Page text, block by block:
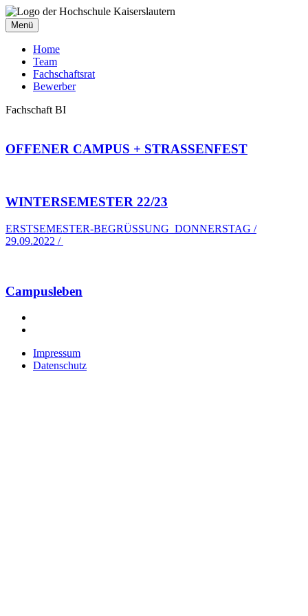
Menü
Home
Team
Fachschaftsrat
Bewerber
Fachschaft BI
OFFENER CAMPUS + STRASSENFEST
WINTERSEMESTER 22/23
ERSTSEMESTER-BEGRÜSSUNG DONNERSTAG /
29.09.2022 /
Campusleben
Impressum
Datenschutz